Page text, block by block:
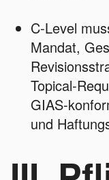
C‑Level
Mandat,
und